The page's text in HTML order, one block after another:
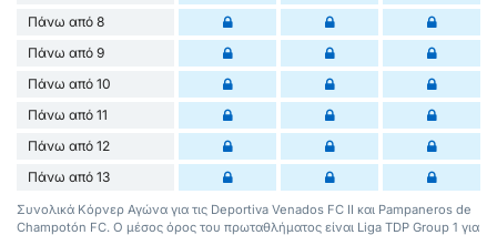
Πάνω από 8
Πάνω από 9
Πάνω από 10
Πάνω από 11
Πάνω από 12
Πάνω από 13
Συνολικά Κόρνερ Αγώνα για τις Deportiva Venados FC II και Pampaneros de
Champotón FC. Ο μέσος όρος του πρωταθλήματος είναι Liga TDP Group 1 για